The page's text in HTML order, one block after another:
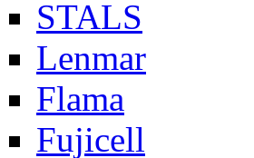
STALS
Lenmar
Flama
Fujicell